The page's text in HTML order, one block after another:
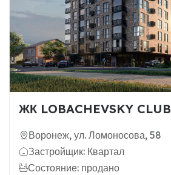
ЖК LOBACHEVSKY CLUB
Воронеж, ул. Ломоносова, 58
Застройщик: Квартал
Состояние: продано